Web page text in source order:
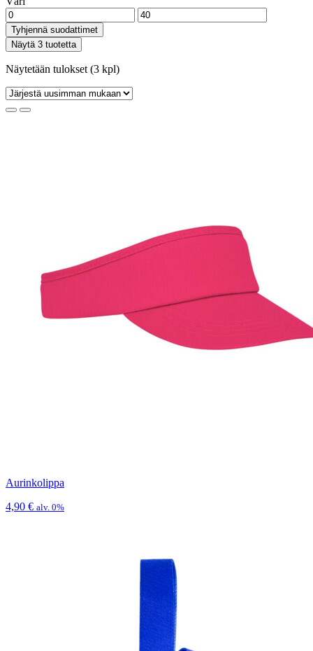
Tyhjennä suodattimet
Näytä 3 tuotetta
Näytetään tulokset (3 kpl)
Aurinkolippa
4,90 € alv. 0%